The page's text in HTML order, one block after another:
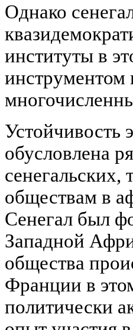
Однако
институты в
инструментом
Устойчивость
обусловлена
обществам в
Сенегал был
Западной
общества
Франции в
политически